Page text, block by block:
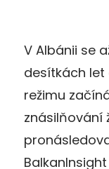
V Albánii se
desítkách
režimu
znásilňování